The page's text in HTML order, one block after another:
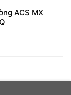
ACS MX